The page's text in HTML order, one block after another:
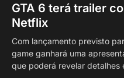
GTA 6 terá trailer
Netflix
Com lançamento previsto
game ganhará uma
que poderá revelar detalhes